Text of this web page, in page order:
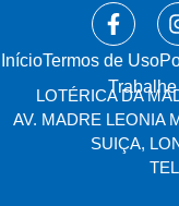
Início⁠Termos de Uso
LOTÉRICA DA
AV. MADRE LEONIA
SUIÇA,